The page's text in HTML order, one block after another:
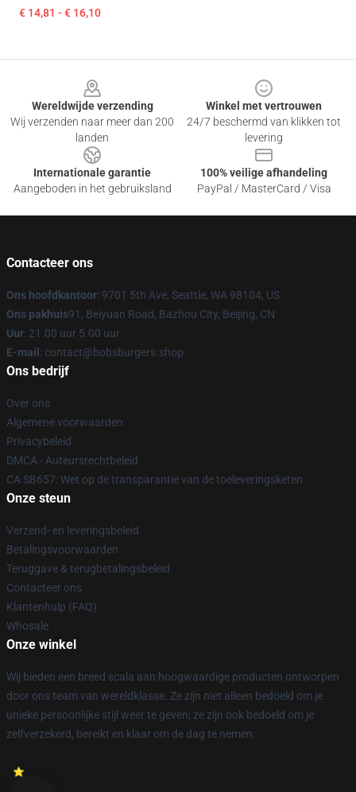
€ 14,81 - € 16,10
Wereldwijde verzending
Wij verzenden naar meer dan 200
landen
Winkel met vertrouwen
24/7 beschermd van klikken tot
levering
Internationale garantie
Aangeboden in het gebruiksland
100% veilige afhandeling
PayPal / MasterCard / Visa
Contacteer ons
Ons hoofdkantoor: 9701 5th Ave, Seattle, WA 98104, US
Ons pakhuis91, Beiyuan Road, Bazhou City, Beijing, CN
Uur: 21.00 uur 5.00 uur
E-mail : contact@bobsburgers.shop
Ons bedrijf
Over ons
Algemene voorwaarden
Privacybeleid
DMCA - Auteursrechtbeleid
CA SB657: Wet op de transparantie van de toeleveringsketen
Onze steun
Verzend- en leveringsbeleid
Betalingsvoorwaarden
Teruggave & terugbetalingsbeleid
Contacteer ons
Klantenhulp (FAQ)
Whosale
Onze winkel
Wij bieden een breed scala aan hoogwaardige producten ontworpen
door ons team van wereldklasse. Ze zijn niet alleen bedoeld om je
unieke persoonlijke stijl weer te geven; ze zijn ook bedoeld om je
zelfverzekerd, bereikt en klaar om de dag te nemen.